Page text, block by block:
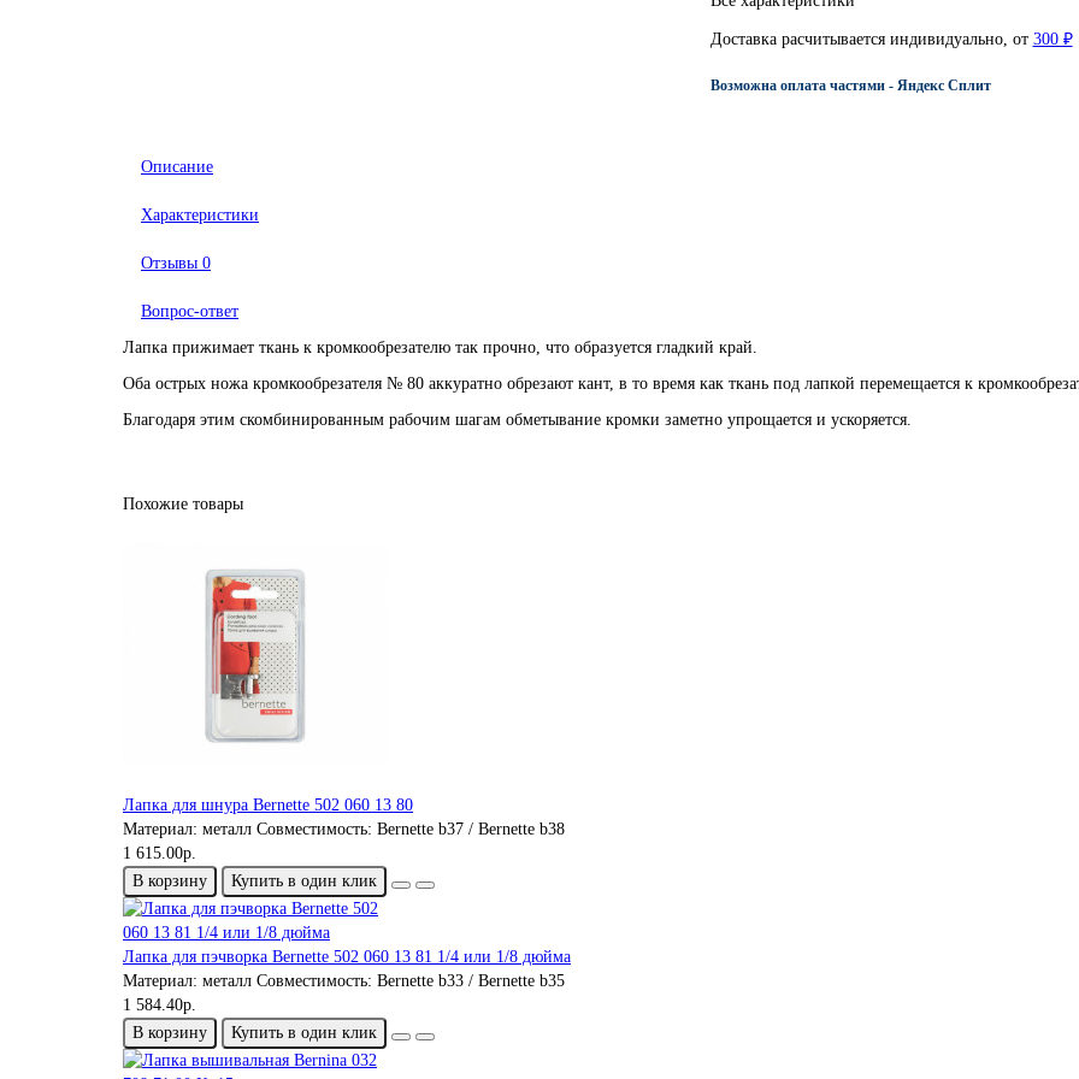
Доставка расчитывается индивидуально, от 300 ₽
Возможна оплата частями - Яндекс Сплит
Описание
Характеристики
Отзывы 0
Вопрос-ответ
Лапка прижимает ткань к кромкообрезателю так прочно, что образуется гладкий край.
Оба острых ножа кромкообрезателя № 80 аккуратно обрезают кант, в то время как ткань под лапкой перемещается к
Благодаря этим скомбинированным рабочим шагам обметывание кромки заметно упрощается и ускоряется.
Похожие товары
Лапка для шнура Bernette 502 060 13 80
Материал: металл Совместимость: Bernette b37 / Bernette b38
1 615.00р.
В корзину
Купить в один клик
Лапка для пэчворка Bernette 502 060 13 81 1/4 или 1/8 дюйма
Материал: металл Совместимость: Bernette b33 / Bernette b35
1 584.40р.
В корзину
Купить в один клик